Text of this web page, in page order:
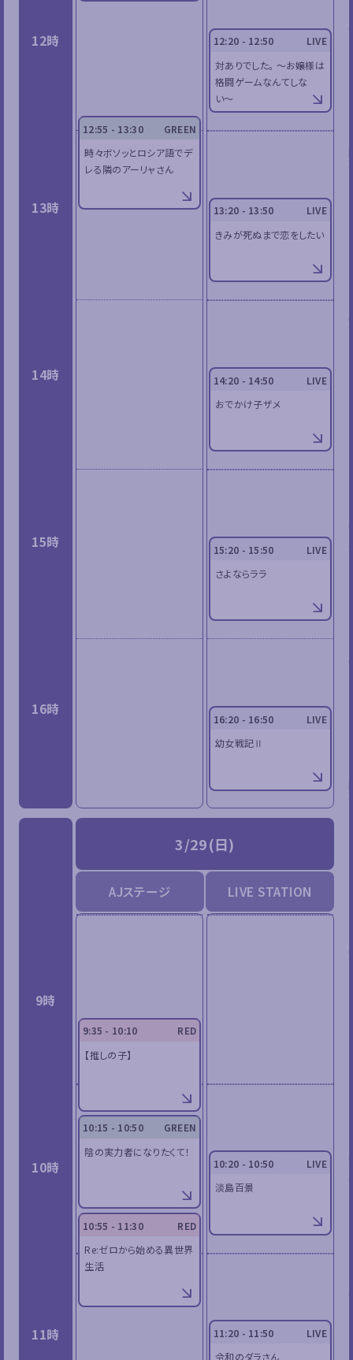
12時
13時
14時
15時
16時
12:55 - 13:30
GREEN
時々ボソッとロシア語でデ
レる隣のアーリャさん
12:20 - 12:50
LIVE
対ありでした。 〜お嬢様は
格闘ゲームなんてしな
い〜
13:20 - 13:50
LIVE
きみが死ぬまで恋をしたい
14:20 - 14:50
LIVE
おでかけ子ザメ
15:20 - 15:50
LIVE
さよならララ
16:20 - 16:50
LIVE
幼女戦記Ⅱ
9時
10時
11時
3/29(日)
AJステージ LIVE STATION
9:35 - 10:10
RED
【推しの子】
10:15 - 10:50
GREEN
陰の実力者になりたくて！
10:55 - 11:30
RED
Re:ゼロから始める異世界
生活
10:20 - 10:50
LIVE
淡島百景
11:20 - 11:50
LIVE
令和のダラさん